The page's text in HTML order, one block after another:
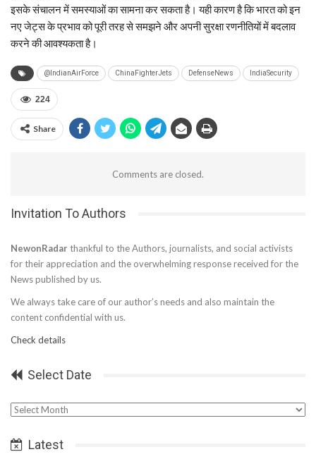
इसके संचालन में समस्याओं का सामना कर सकता है। यही कारण है कि भारत को इन
नए जेट्स के प्रभाव को पूरी तरह से समझने और अपनी सुरक्षा रणनीतियों में बदलाव
करने की आवश्यकता है।
@IndianAirForce ChinaFighterJets DefenseNews IndiaSecurity
224
Share
Comments are closed.
Invitation To Authors
NewonRadar thankful to the Authors, journalists, and social activists
for their appreciation and the overwhelming response received for the
News published by us.
We always take care of our author’s needs and also maintain the
content confidential with us.
Check details
Select Date
Select
Latest